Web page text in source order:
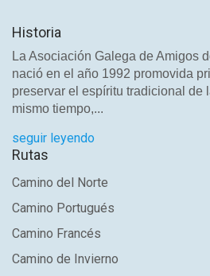
Historia
La Asociación Galega de Amigos
nació en el año 1992 promovida
preservar el espíritu tradicional de
mismo tiempo,...
seguir leyendo
Rutas
Camino del Norte
Camino Portugués
Camino Francés
Camino de Invierno